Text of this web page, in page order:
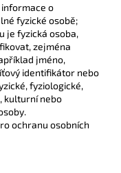
o
fyzické osobě;
je fyzická osoba,
zejména
jméno,
identifikátor nebo
fyziologické,
kulturní nebo
ochranu osobních